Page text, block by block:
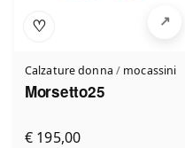
♡
Calzature donna / mocassini
Morsetto25
€ 195,00